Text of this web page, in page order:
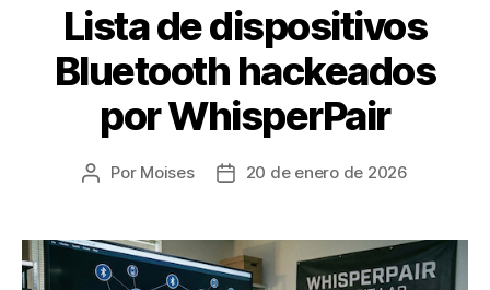
Lista de dispositivos
Bluetooth hackeados
por WhisperPair
Autor
entrada
Por Moises
Fecha
entrada
20 de enero de 2026